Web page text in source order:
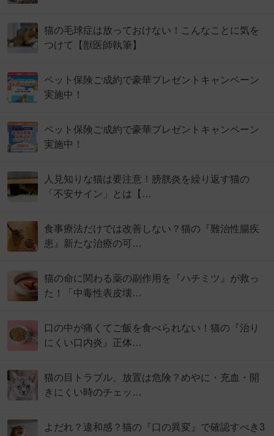
猫の毛球症は放っておけない！こんなことに気を
つけて【獣医師執筆】
ペット保険ご成約で豪華プレゼントキャンペーン
実施中！
ペット保険ご成約で豪華プレゼントキャンペーン
実施中！
人見知りな猫は要注意！膀胱炎を繰り返す猫の
「不安サイン」とは【…
食事療法だけでは改善しない？猫の『難治性腸疾
患』新たな治療の可…
猫の命に関わる薬の副作用を『ハチミツ』が救っ
た！「中毒性表皮壊…
口の中が痛くてご飯を食べられない！猫の『治り
にくい口内炎』正体…
猫の目トラブル、放置は危険？めやに・充血・開
きにくい時のチェッ…
よだれ？違和感？猫の『口の異変』で確認すべき3